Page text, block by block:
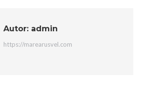
Autor: admin
https://marearusvel.com